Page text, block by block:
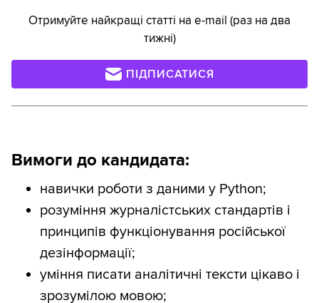
Отримуйте найкращі статті на e-mail (раз на два
тижні)
ПІДПИСАТИСЯ
Вимоги до кандидата:
навички роботи з даними у Python;
розуміння журналістських стандартів і
принципів функціонування російської
дезінформації;
уміння писати аналітичні тексти цікаво і
зрозумілою мовою;